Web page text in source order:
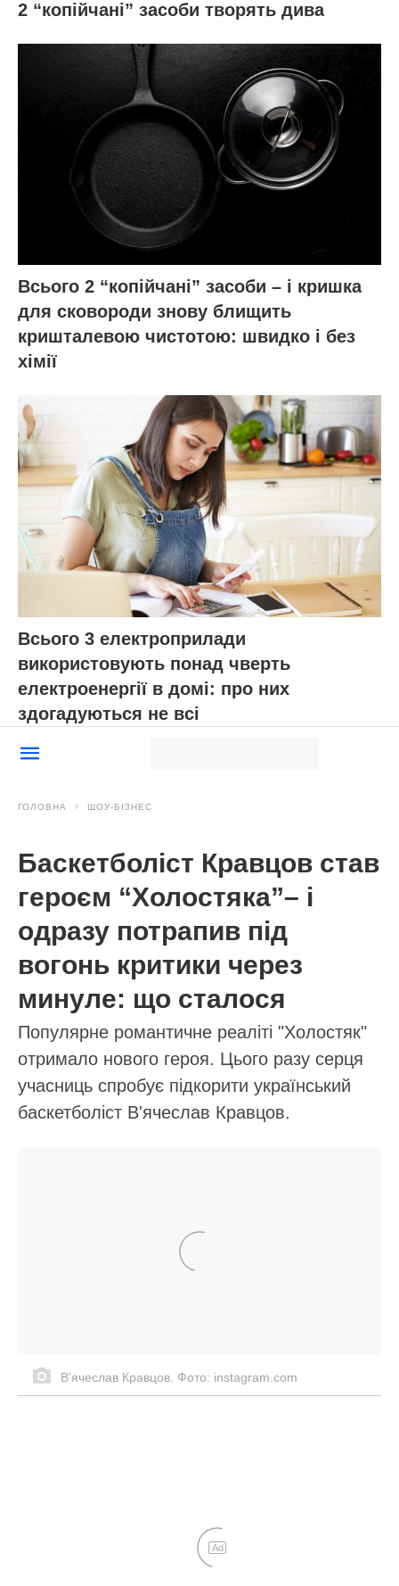
2 “копійчані” засоби творять дива
Всього 2 “копійчані” засоби – і кришка
для сковороди знову блищить
кришталевою чистотою: швидко і без
хімії
Всього 3 електроприлади
використовують понад чверть
електроенергії в домі: про них
здогадуються не всі